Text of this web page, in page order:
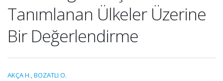
Tanımlanan Ülkeler Üzerine
Bir Değerlendirme
AKÇA H.,BOZATLI O.